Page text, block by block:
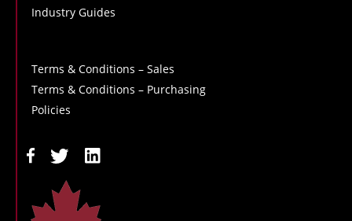
Industry Guides
Terms & Conditions – Sales
Terms & Conditions – Purchasing
Policies